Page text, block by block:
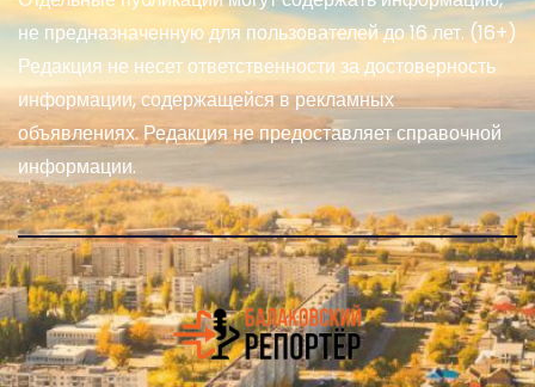
не предназначенную для пользователей до 16 лет. (16+)
Редакция не несет ответственности за достоверность
информации, содержащейся в рекламных
объявлениях. Редакция не предоставляет справочной
информации.